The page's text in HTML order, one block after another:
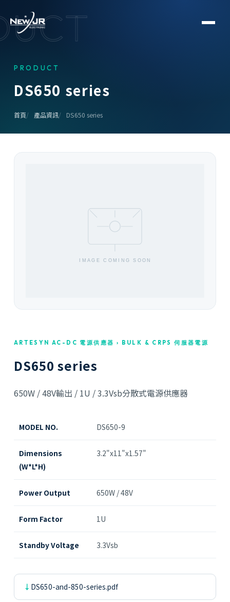
PRODUCT
DS650 series
首頁 產品資訊 DS650 series
ARTESYN AC-DC 電源供應器 › BULK & CRPS 伺服器電源
DS650 series
650W / 48V輸出 / 1U / 3.3Vsb分散式電源供應器
MODEL NO. DS650-9
Dimensions
(W*L*H)
3.2"x11"x1.57"
Power Output 650W / 48V
Form Factor 1U
Standby Voltage 3.3Vsb
DS650-and-850-series.pdf